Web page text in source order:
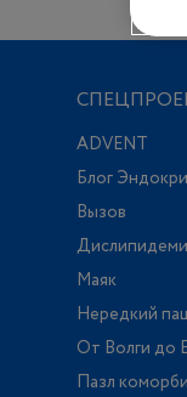
ADVENT
Блог
Вызов
Маяк
Нередкий
От Волги до
Пазл